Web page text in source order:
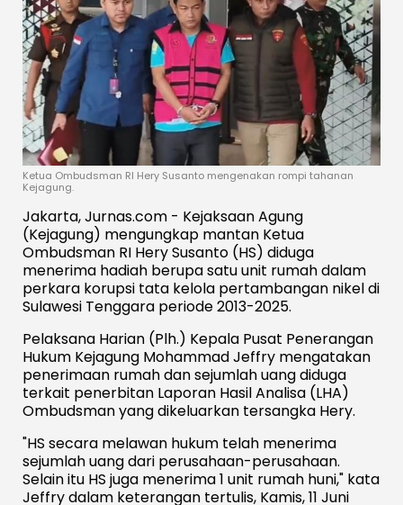
Ketua Ombudsman RI Hery Susanto mengenakan rompi tahanan
Kejagung.
Jakarta, Jurnas.com - Kejaksaan Agung
(Kejagung) mengungkap mantan Ketua
Ombudsman RI Hery Susanto (HS) diduga
menerima hadiah berupa satu unit rumah dalam
perkara korupsi tata kelola pertambangan nikel di
Sulawesi Tenggara periode 2013-2025.
Pelaksana Harian (Plh.) Kepala Pusat Penerangan
Hukum Kejagung Mohammad Jeffry mengatakan
penerimaan rumah dan sejumlah uang diduga
terkait penerbitan Laporan Hasil Analisa (LHA)
Ombudsman yang dikeluarkan tersangka Hery.
"HS secara melawan hukum telah menerima
sejumlah uang dari perusahaan-perusahaan.
Selain itu HS juga menerima 1 unit rumah huni," kata
Jeffry dalam keterangan tertulis, Kamis, 11 Juni